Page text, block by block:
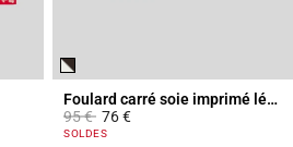
Foulard carré soie imprimé léopard
Prix réduit à partir de
95 €à76 €
5 out of 5 Customer Rating
SOLDES